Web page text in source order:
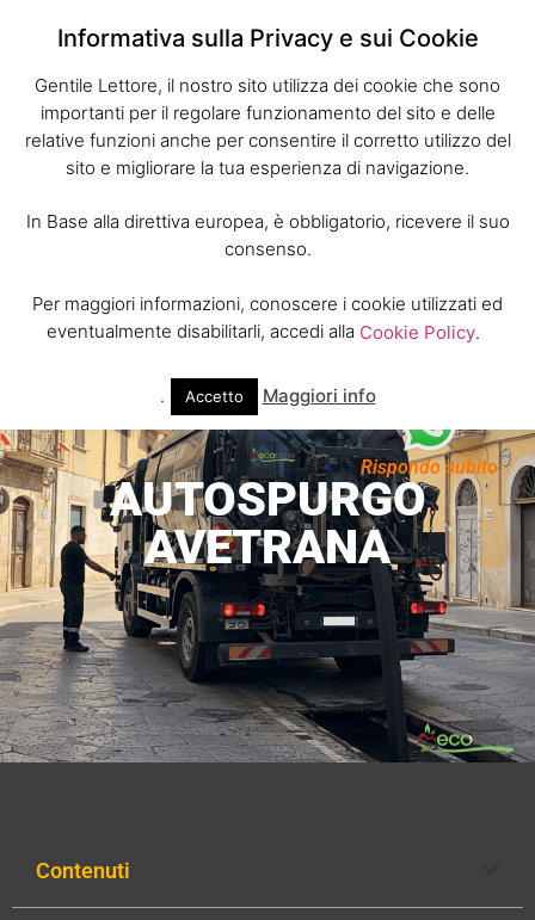
AUTOSPURGO
AVETRANA
Contenuti
Rispondo subito
Informativa sulla Privacy e sui Cookie
Gentile Lettore, il nostro sito utilizza dei cookie che sono
importanti per il regolare funzionamento del sito e delle
relative funzioni anche per consentire il corretto utilizzo del
sito e migliorare la tua esperienza di navigazione.
In Base alla direttiva europea, è obbligatorio, ricevere il suo
consenso.
Per maggiori informazioni, conoscere i cookie utilizzati ed
eventualmente disabilitarli, accedi alla Cookie Policy.
. Accetto Maggiori info